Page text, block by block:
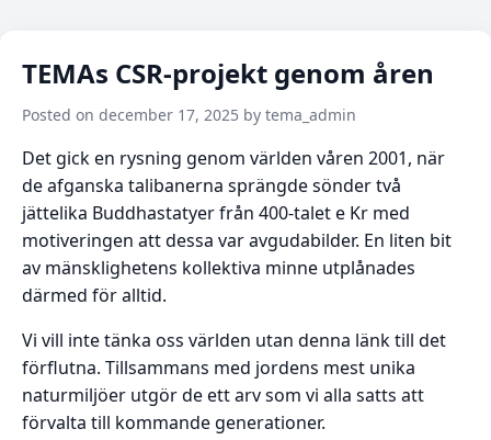
TEMAs CSR-projekt genom åren
Posted on december 17, 2025 by tema_admin
Det gick en rysning genom världen våren 2001, när
de afganska talibanerna sprängde sönder två
jättelika Buddhastatyer från 400-talet e Kr med
motiveringen att dessa var avgudabilder. En liten bit
av mänsklighetens kollektiva minne utplånades
därmed för alltid.
Vi vill inte tänka oss världen utan denna länk till det
förflutna. Tillsammans med jordens mest unika
naturmiljöer utgör de ett arv som vi alla satts att
förvalta till kommande generationer.